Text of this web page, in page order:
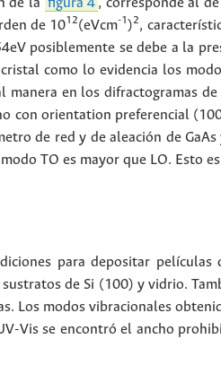
de la figura 4 , corresponde al
de 1012(eVcm-1)2,
posiblemente se debe a la
como lo evidencia los
manera en los difractogramas
con orientation preferencial
de red y de aleación de
TO es mayor que LO. Esto
para depositar
de Si (100) y vidrio.
Los modos vibracionales
Vis se encontró el ancho